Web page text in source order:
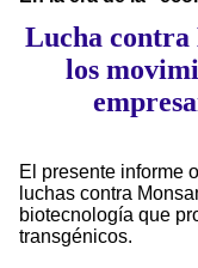
Lucha contra
los
El presente informe
luchas contra
biotecnología que
transgénicos.